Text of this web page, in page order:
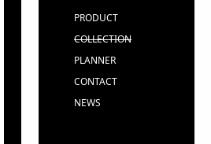
PRODUCT
COLLECTION
PLANNER
CONTACT
NEWS